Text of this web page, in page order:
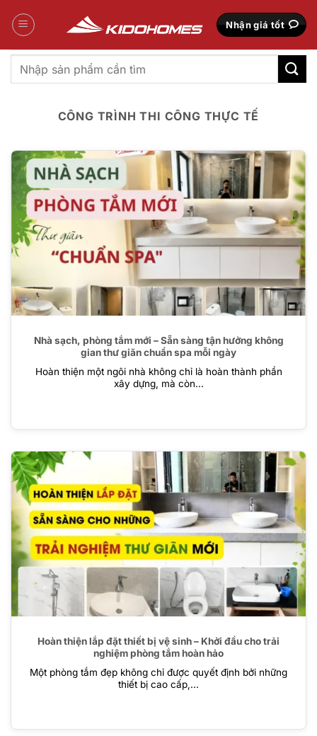
qua
Nhận giá tốt
Tìm
kiếm:
CÔNG TRÌNH THI CÔNG THỰC TẾ
Nhà sạch, phòng tắm mới – Sẵn sàng tận hưởng không
gian thư giãn chuẩn spa mỗi ngày
Hoàn thiện một ngôi nhà không chỉ là hoàn thành phần
xây dựng, mà còn...
Hoàn thiện lắp đặt thiết bị vệ sinh – Khởi đầu cho trải
nghiệm phòng tắm hoàn hảo
Một phòng tắm đẹp không chỉ được quyết định bởi những
thiết bị cao cấp,...